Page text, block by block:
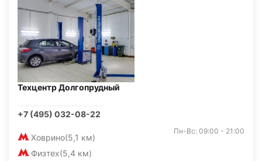
Техцентр Долгопрудный
+7 (495) 032-08-22
Ховрино(5,1 км)
Физтех(5,4 км)
Пн-Вс: 09:00 - 21:00